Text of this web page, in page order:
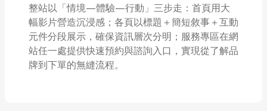
整站以「情境—體驗—行動」三步走：首頁用大
幅影片營造沉浸感；各頁以標題＋簡短敘事＋互動
元件分段展示，確保資訊層次分明；服務專區在網
站任一處提供快速預約與諮詢入口，實現從了解品
牌到下單的無縫流程。